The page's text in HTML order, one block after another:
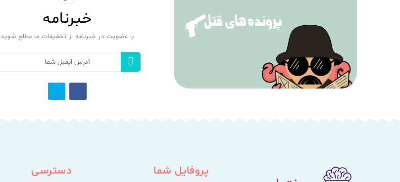
خبرنامه
با عضویت در خبرنامه از تخفیفات ما مطلع شوید
پروفایل شما دسترسی